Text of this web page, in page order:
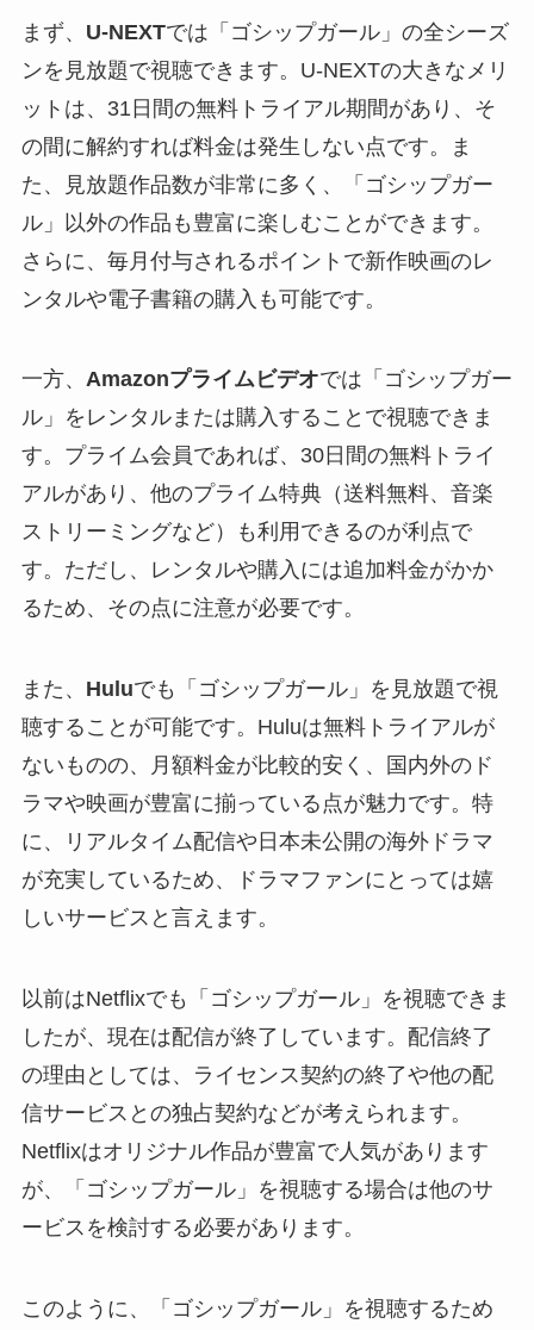
まず、 U-NEXTでは「ゴシップガール」の全シーズ
ンを見放題で視聴できます。U-NEXTの大きなメリ
ットは、31日間の無料トライアル期間があり、そ
の間に解約すれば料金は発生しない点です。ま
た、見放題作品数が非常に多く、「ゴシップガー
ル」以外の作品も豊富に楽しむことができます。
さらに、毎月付与されるポイントで新作映画のレ
ンタルや電子書籍の購入も可能です。
一方、 Amazonプライムビデオでは「ゴシップガー
ル」をレンタルまたは購入することで視聴できま
す。プライム会員であれば、30日間の無料トライ
アルがあり、他のプライム特典（送料無料、音楽
ストリーミングなど）も利用できるのが利点で
す。ただし、レンタルや購入には追加料金がかか
るため、その点に注意が必要です。
また、 Huluでも「ゴシップガール」を見放題で視
聴することが可能です。Huluは無料トライアルが
ないものの、月額料金が比較的安く、国内外のド
ラマや映画が豊富に揃っている点が魅力です。特
に、リアルタイム配信や日本未公開の海外ドラマ
が充実しているため、ドラマファンにとっては嬉
しいサービスと言えます。
以前はNetflixでも「ゴシップガール」を視聴できま
したが、現在は配信が終了しています。配信終了
の理由としては、ライセンス契約の終了や他の配
信サービスとの独占契約などが考えられます。
Netflixはオリジナル作品が豊富で人気があります
が、「ゴシップガール」を視聴する場合は他のサ
ービスを検討する必要があります。
このように、「ゴシップガール」を視聴するため